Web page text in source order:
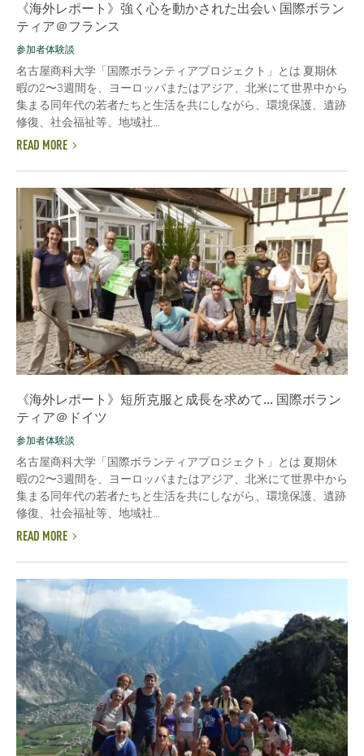
《海外レポート》強く心を動かされた出会い 国際ボラン
ティア＠フランス
参加者体験談
名古屋商科大学「国際ボランティアプロジェクト」とは 夏期休
暇の2〜3週間を、ヨーロッパまたはアジア、北米にて世界中から
集まる同年代の若者たちと生活を共にしながら、環境保護、遺跡
修復、社会福祉等、地域社...
READ MORE
《海外レポート》短所克服と成長を求めて... 国際ボラン
ティア＠ドイツ
参加者体験談
名古屋商科大学「国際ボランティアプロジェクト」とは 夏期休
暇の2〜3週間を、ヨーロッパまたはアジア、北米にて世界中から
集まる同年代の若者たちと生活を共にしながら、環境保護、遺跡
修復、社会福祉等、地域社...
READ MORE